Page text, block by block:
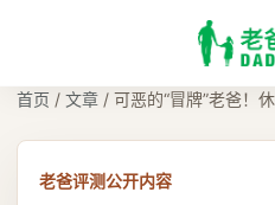
首页 / 文章 / 可恶的“冒牌”老爸！
老爸评测公开内容